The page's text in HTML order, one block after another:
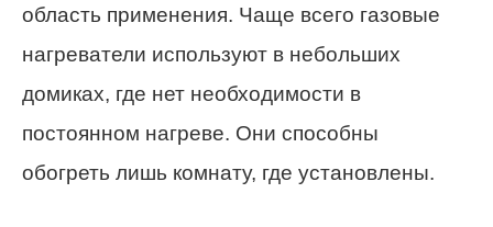
область применения. Чаще всего газовые
нагреватели используют в небольших
домиках, где нет необходимости в
постоянном нагреве. Они способны
обогреть лишь комнату, где установлены.